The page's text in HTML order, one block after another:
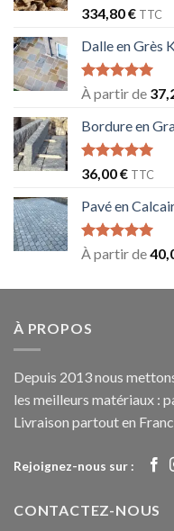
Note5.00
sur 5
334,80€ TTC
Dalle en Grès
Note5.00
sur 5
À partir de
Bordure en
Note5.00
sur 5
36,00€ TTC
Pavé en
Note5.00
sur 5
À partir de
À PROPOS
Depuis 2013 nous
les meilleurs matériaux :
Livraison partout en
Rejoignez-nous sur :
CONTACTEZ-NOUS